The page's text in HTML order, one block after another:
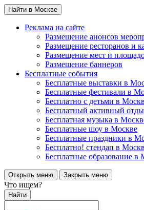
Найти в Москве
Реклама на сайте
Размещение анонсов
Размещение ресторанов и
Размещение мест и
Размещение баннеров
Бесплатные события
Бесплатные выставки в
Бесплатные фестивали в
Бесплатно с детьми в
Бесплатный активный
Бесплатная музыка в
Бесплатные шоу в Москве
Бесплатные праздники в
Бесплатно! стендап в
Бесплатные образование в
Открыть меню Закрыть меню
Что ищем?
Найти